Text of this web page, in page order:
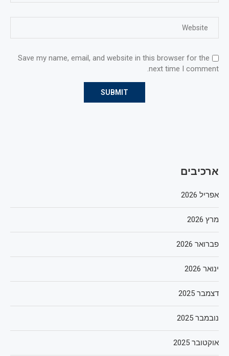
Save my name, email, and website in this browser for the
next time I comment.
ארכיבים
אפריל 2026
מרץ 2026
פברואר 2026
ינואר 2026
דצמבר 2025
נובמבר 2025
אוקטובר 2025